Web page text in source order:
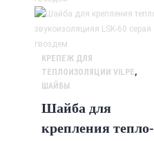
КРЕПЕЖ ДЛЯ
ТЕПЛОИЗОЛЯЦИИ VILPE,
ШАЙБЫ
Шайба для
крепления тепло-